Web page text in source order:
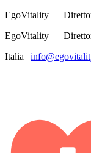
EgoVitality —
EgoVitality —
Italia |